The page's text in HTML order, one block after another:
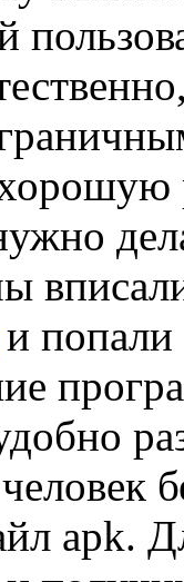
и попали
apk.